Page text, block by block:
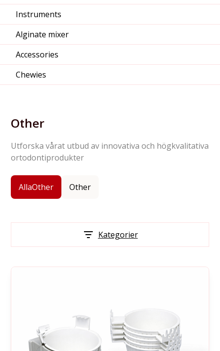
Instruments
Alginate mixer
Accessories
Chewies
Other
Utforska vårat utbud av innovativa och högkvalitativa
ortodontiprodukter
AllaOther Other
Kategorier